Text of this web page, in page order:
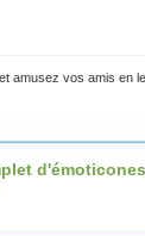
amusez vos amis en
d'émoticones